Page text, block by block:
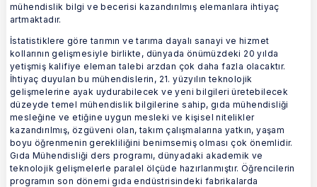
mühendislik bilgi ve becerisi kazandırılmış elemanlara ihtiyaç
artmaktadır.
İstatistiklere göre tarımın ve tarıma dayalı sanayi ve hizmet
kollarının gelişmesiyle birlikte, dünyada önümüzdeki 20 yılda
yetişmiş kalifiye eleman talebi arzdan çok daha fazla olacaktır.
İhtiyaç duyulan bu mühendislerin, 21. yüzyılın teknolojik
gelişmelerine ayak uydurabilecek ve yeni bilgileri üretebilecek
düzeyde temel mühendislik bilgilerine sahip, gıda mühendisliği
mesleğine ve etiğine uygun mesleki ve kişisel nitelikler
kazandırılmış, özgüveni olan, takım çalışmalarına yatkın, yaşam
boyu öğrenmenin gerekliliğini benimsemiş olması çok önemlidir.
Gıda Mühendisliği ders programı, dünyadaki akademik ve
teknolojik gelişmelerle paralel ölçüde hazırlanmıştır. Öğrencilerin
programın son dönemi gıda endüstrisindeki fabrikalarda